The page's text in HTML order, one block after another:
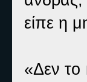
είπε η
«Δεν το